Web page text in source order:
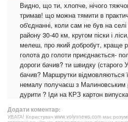
Видно, що ти, хлопче, нічого
тримав! що можна тямити в
об'єднанні, коли сам не був на
району 30-40 км, кругом піски і
мелеш, про який добробут, краще
голота до голоти приєднається-
дороги бачив? ти швидку (старого
бачив? Маршрутки відмовляються
немалу получаєш з
дурити ? Іди на КРЗ картон
Додати коментар:
УВАГА! Користувач www.volynnews.com має